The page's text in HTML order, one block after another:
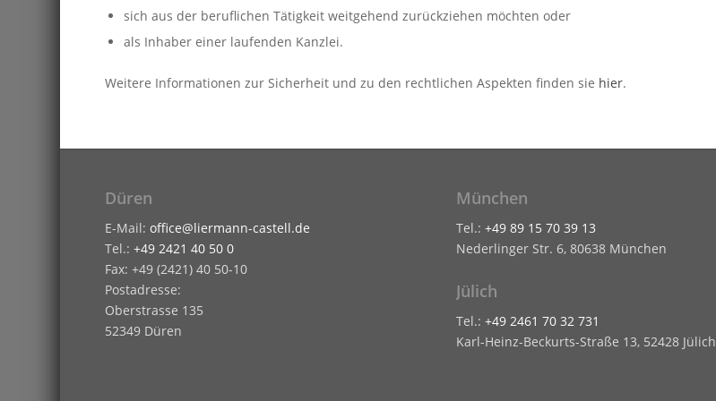
sich aus der beruflichen Tätigkeit weitgehend zurückziehen möchten oder
als Inhaber einer laufenden Kanzlei.
Weitere Informationen zur Sicherheit und zu den rechtlichen Aspekten finden sie hier.
Düren
E-Mail:office@liermann-castell.de
Tel.:+49 2421 40 50 0
Fax: +49 (2421) 40 50-10
Postadresse:
Oberstrasse 135
52349 Düren
München
Tel.:+49 89 15 70 39 13
Nederlinger Str. 6, 80638 München
Jülich
Tel.:+49 2461 70 32 731
Karl-Heinz-Beckurts-Straße 13, 52428 Jülich